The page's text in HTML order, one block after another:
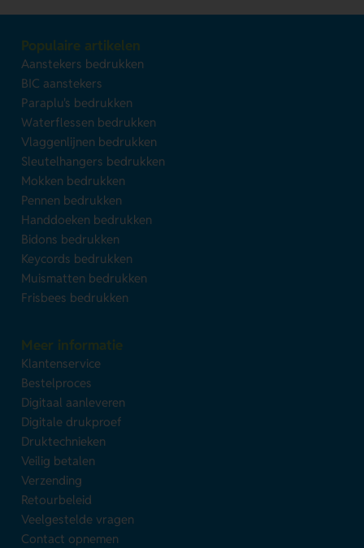
Populaire artikelen
Aanstekers bedrukken
BIC aanstekers
Paraplu's bedrukken
Waterflessen bedrukken
Vlaggenlijnen bedrukken
Sleutelhangers bedrukken
Mokken bedrukken
Pennen bedrukken
Handdoeken bedrukken
Bidons bedrukken
Keycords bedrukken
Muismatten bedrukken
Frisbees bedrukken
Meer informatie
Klantenservice
Bestelproces
Digitaal aanleveren
Digitale drukproef
Druktechnieken
Veilig betalen
Verzending
Retourbeleid
Veelgestelde vragen
Contact opnemen